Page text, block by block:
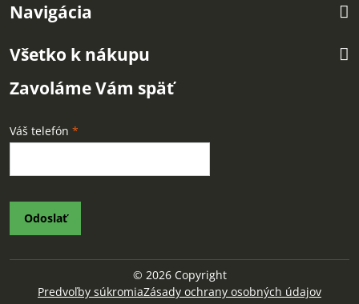
Navigácia
Všetko k nákupu
Zavoláme Vám späť
Váš telefón *
Odoslať
© 2026Copyright
Predvoľby súkromiaZásady ochrany osobných údajov